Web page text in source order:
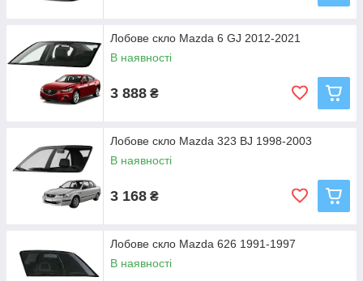
Лобове скло Mazda 6 GJ 2012-2021
В наявності
3 888 ₴
Лобове скло Mazda 323 BJ 1998-2003
В наявності
3 168 ₴
Лобове скло Mazda 626 1991-1997
В наявності